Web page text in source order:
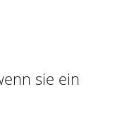
sie ein